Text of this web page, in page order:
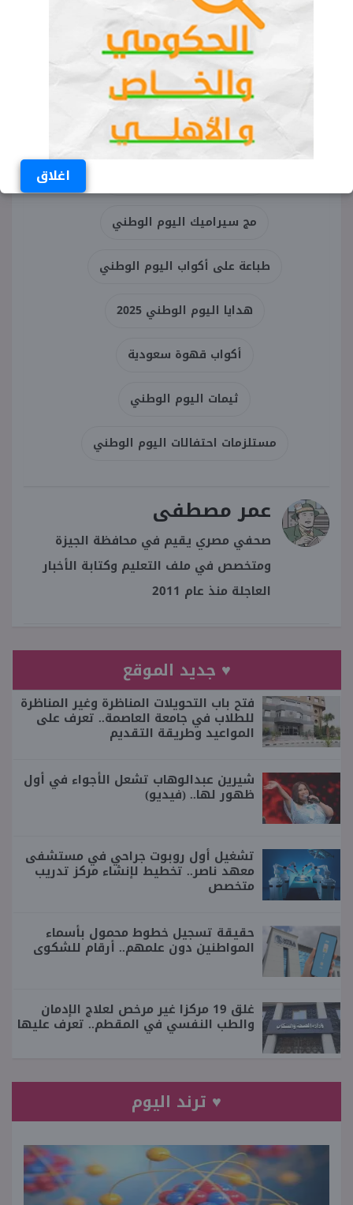
اغلاق
الكلمات المفتاحية
أكواب اليوم الوطني 95
مج سيراميك اليوم الوطني
طباعة على أكواب اليوم الوطني
هدايا اليوم الوطني 2025
أكواب قهوة سعودية
ثيمات اليوم الوطني
مستلزمات احتفالات اليوم الوطني
عمر مصطفى
صحفي مصري يقيم في محافظة الجيزة
ومتخصص في ملف التعليم وكتابة الأخبار
العاجلة منذ عام 2011
♥ جديد الموقع
فتح باب التحويلات المناظرة وغير المناظرة
للطلاب في جامعة العاصمة.. تعرف على
المواعيد وطريقة التقديم
شيرين عبدالوهاب تشعل الأجواء في أول
ظهور لها.. (فيديو)
تشغيل أول روبوت جراحي في مستشفى
معهد ناصر.. تخطيط لإنشاء مركز تدريب
متخصص
حقيقة تسجيل خطوط محمول بأسماء
المواطنين دون علمهم.. أرقام للشكوى
غلق 19 مركزا غير مرخص لعلاج الإدمان
والطب النفسي في المقطم.. تعرف عليها
♥ ترند اليوم